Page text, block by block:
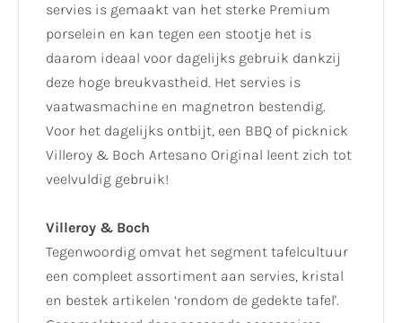
servies is gemaakt van het sterke Premium
porselein en kan tegen een stootje het is
daarom ideaal voor dagelijks gebruik dankzij
deze hoge breukvastheid. Het servies is
vaatwasmachine en magnetron bestendig.
Voor het dagelijks ontbijt, een BBQ of picknick
Villeroy & Boch Artesano Original leent zich tot
veelvuldig gebruik!
Villeroy & Boch
Tegenwoordig omvat het segment tafelcultuur
een compleet assortiment aan servies, kristal
en bestek artikelen ‘rondom de gedekte tafel'.